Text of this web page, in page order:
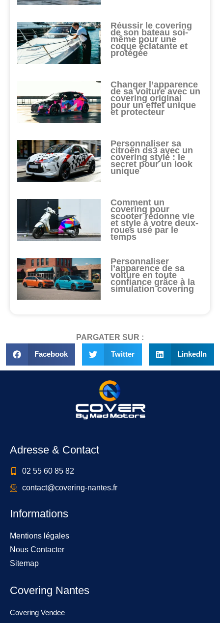
Réussir le covering
de son bateau soi-
même pour une
coque éclatante et
protégée
Changer l’apparence
de sa voiture avec un
covering original
pour un effet unique
et protecteur
Personnaliser sa
citroën ds3 avec un
covering stylé : le
secret pour un look
unique
Comment un
covering pour
scooter redonne vie
et style à votre deux-
roues usé par le
temps
Personnaliser
l’apparence de sa
voiture en toute
confiance grâce à la
simulation covering
PARGATER SUR :
Facebook Twitter LinkedIn
Adresse & Contact
02 55 60 85 82
contact@covering-nantes.fr
Informations
Mentions légales
Nous Contacter
Sitemap
Covering Nantes
Covering Vendee